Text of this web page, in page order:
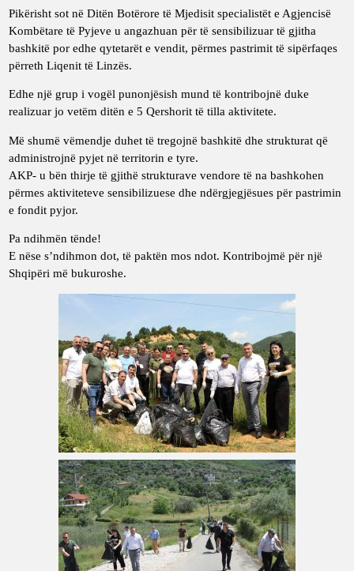
Pikërisht sot në Ditën Botërore të Mjedisit specialistët e Agjencisë
Kombëtare të Pyjeve u angazhuan për të sensibilizuar të gjitha
bashkitë por edhe qytetarët e vendit, përmes pastrimit të sipërfaqes
përreth Liqenit të Linzës.
Edhe një grup i vogël punonjësish mund të kontribojnë duke
realizuar jo vetëm ditën e 5 Qershorit të tilla aktivitete.
Më shumë vëmendje duhet të tregojnë bashkitë dhe strukturat që
administrojnë pyjet në territorin e tyre.
AKP- u bën thirje të gjithë strukturave vendore të na bashkohen
përmes aktiviteteve sensibilizuese dhe ndërgjegjësues për pastrimin
e fondit pyjor.
Pa ndihmën tënde!
E nëse s’ndihmon dot, të paktën mos ndot. Kontribojmë për një
Shqipëri më bukuroshe.